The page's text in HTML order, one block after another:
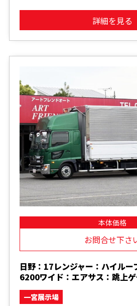
詳細を見る
本体価格
お問合せ下さ
日野：17レンジャー：ハイルー
6200ワイド：エアサス：跳上
一宮展示場